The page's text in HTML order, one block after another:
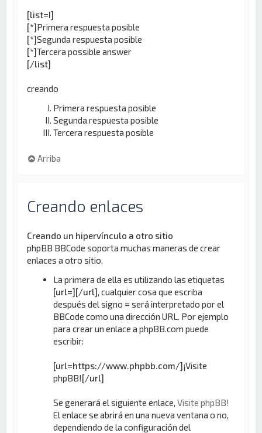
[list=I]
[*]Primera respuesta posible
[*]Segunda respuesta posible
[*]Tercera possible answer
[/list]
creando
Primera respuesta posible
Segunda respuesta posible
Tercera respuesta posible
Arriba
Creando enlaces
Creando un hipervínculo a otro sitio
phpBB BBCode soporta muchas maneras de crear
enlaces a otro sitio.
La primera de ella es utilizando las etiquetas
[url=][/url] , cualquier cosa que escriba
después del signo = será interpretado por el
BBCode como una dirección URL. Por ejemplo
para crear un enlace a phpBB.com puede
escribir:
[url=https://www.phpbb.com/]¡Visite
phpBB![/url]
Se generará el siguiente enlace,Visite phpBB!
El enlace se abrirá en una nueva ventana o no,
dependiendo de la configuración del